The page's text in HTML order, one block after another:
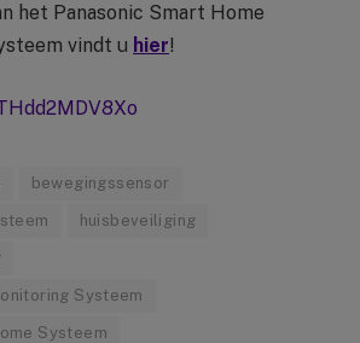
het Panasonic Smart Home
vindt u hier!
bewegingssensor
huisbeveiliging
Systeem
Systeem